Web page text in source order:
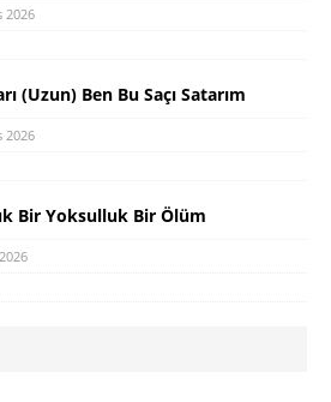
2026
(Uzun) Ben Bu Saçı Satarım
2026
Bir Yoksulluk Bir Ölüm